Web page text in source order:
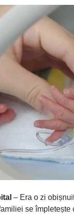
– Era o zi
se